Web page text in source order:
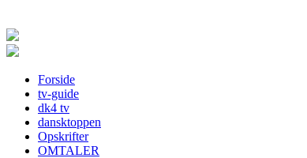
Forside
tv-guide
dk4 tv
dansktoppen
Opskrifter
OMTALER